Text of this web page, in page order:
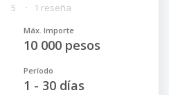
5 1 reseña
Máx. Importe
10 000 pesos
Período
1 - 30 días